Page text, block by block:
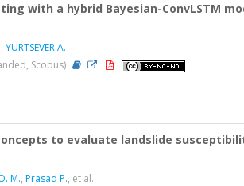
with a hybrid Bayesian-ConvLSTM
, YURTSEVER A.
Scopus)
to evaluate landslide
M., Prasad P., et al.